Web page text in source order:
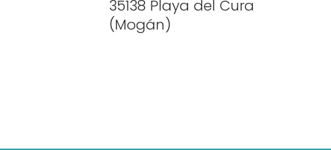
35138 Playa del Cura
(Mogán)